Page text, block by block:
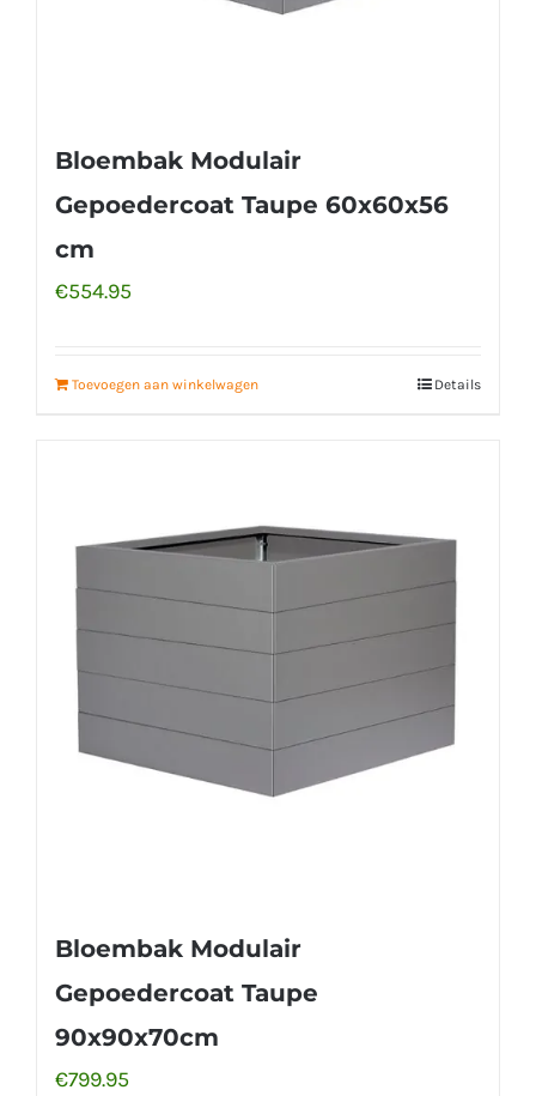
Bloembak Modulair
Gepoedercoat Taupe 60x60x56
cm
€554.95
Toevoegen aan winkelwagen Details
Bloembak Modulair
Gepoedercoat Taupe
90x90x70cm
€799.95